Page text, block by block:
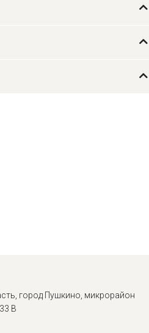
город Пушкино, микрорайон
В